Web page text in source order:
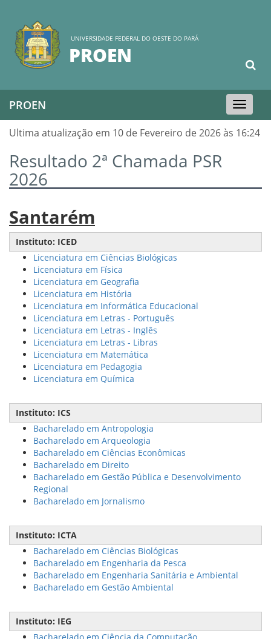
UNIVERSIDADE FEDERAL DO OESTE DO PARÁ
PROEN
Toggle
navigation
PROEN
Ultima atualização em 10 de Fevereiro de 2026 às 16:24
Resultado 2ª Chamada PSR
2026
Santarém
Instituto: ICED
Licenciatura em Ciências Biológicas
Licenciatura em Física
Licenciatura em Geografia
Licenciatura em História
Licenciatura em Informática Educacional
Licenciatura em Letras - Português
Licenciatura em Letras - Inglês
Licenciatura em Letras - Libras
Licenciatura em Matemática
Licenciatura em Pedagogia
Licenciatura em Química
Instituto: ICS
Bacharelado em Antropologia
Bacharelado em Arqueologia
Bacharelado em Ciências Econômicas
Bacharelado em Direito
Bacharelado em Gestão Pública e Desenvolvimento
Regional
Bacharelado em Jornalismo
Instituto: ICTA
Bacharelado em Ciências Biológicas
Bacharelado em Engenharia da Pesca
Bacharelado em Engenharia Sanitária e Ambiental
Bacharelado em Gestão Ambiental
Instituto: IEG